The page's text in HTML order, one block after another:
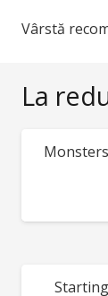
Vârstă
La
REDUCERI!
REDUCERI!